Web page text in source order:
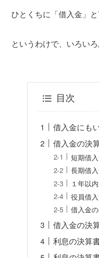
ひとくちに「借入金」
というわけで、いろい
目次
借入金にも
借入金の決
短期借
長期借
１年以
役員借
借入金
借入金の決
利息の決算